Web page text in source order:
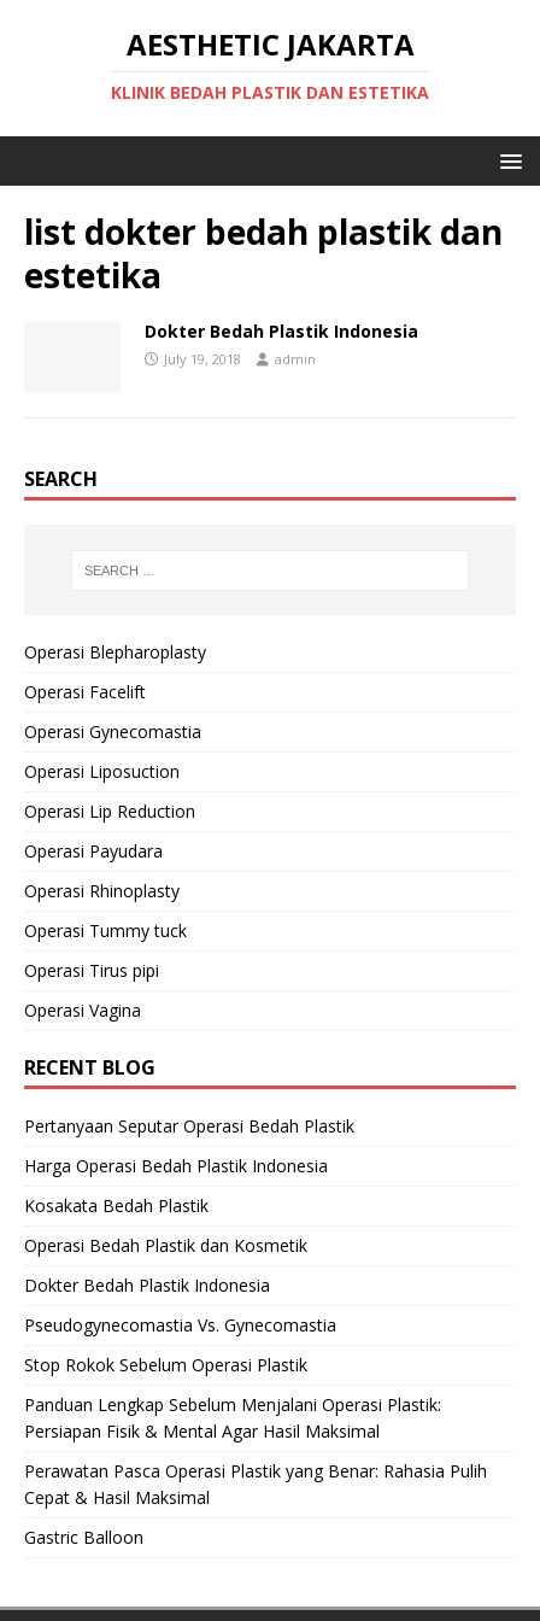
AESTHETIC JAKARTA
KLINIK BEDAH PLASTIK DAN ESTETIKA
list dokter bedah plastik dan
estetika
Dokter Bedah Plastik Indonesia
July 19, 2018 admin
SEARCH
Operasi Blepharoplasty
Operasi Facelift
Operasi Gynecomastia
Operasi Liposuction
Operasi Lip Reduction
Operasi Payudara
Operasi Rhinoplasty
Operasi Tummy tuck
Operasi Tirus pipi
Operasi Vagina
RECENT BLOG
Pertanyaan Seputar Operasi Bedah Plastik
Harga Operasi Bedah Plastik Indonesia
Kosakata Bedah Plastik
Operasi Bedah Plastik dan Kosmetik
Dokter Bedah Plastik Indonesia
Pseudogynecomastia Vs. Gynecomastia
Stop Rokok Sebelum Operasi Plastik
Panduan Lengkap Sebelum Menjalani Operasi Plastik:
Persiapan Fisik & Mental Agar Hasil Maksimal
Perawatan Pasca Operasi Plastik yang Benar: Rahasia Pulih
Cepat & Hasil Maksimal
Gastric Balloon